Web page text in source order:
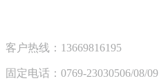
客户热线：13669816195
固定电话：0769-23030506/08/09